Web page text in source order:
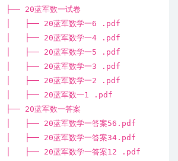
蓝军数一试卷
20蓝军数学一6 .pdf
20蓝军数学一4 .pdf
20蓝军数学一5 .pdf
20蓝军数学一3 .pdf
20蓝军数学一2 .pdf
20蓝军数一1 .pdf
蓝军数一答案
20蓝军数学一答案56.pdf
20蓝军数学一答案34.pdf
20蓝军数学一答案12 .pdf